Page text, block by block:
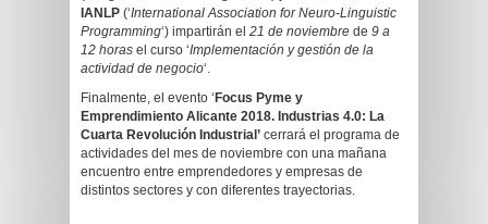
IANLP (‘International Association for Neuro-Linguistic
Programming‘) impartirán el 21 de noviembre de 9 a
12 horas el curso ‘Implementación y gestión de la
actividad de negocio‘.
Finalmente, el evento ‘ Focus Pyme y
Emprendimiento Alicante 2018. Industrias 4.0: La
Cuarta Revolución Industrial’ cerrará el programa de
actividades del mes de noviembre con una mañana
encuentro entre emprendedores y empresas de
distintos sectores y con diferentes trayectorias.